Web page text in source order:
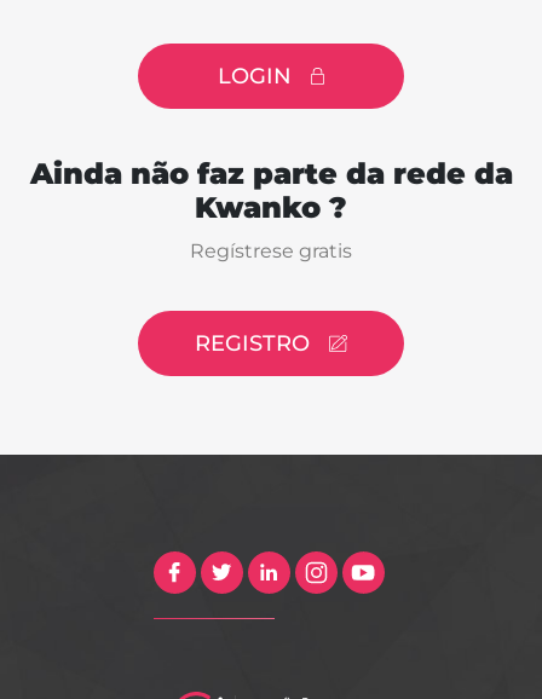
LOGIN
Ainda não faz parte da rede da
Kwanko ?
Regístrese gratis
REGISTRO